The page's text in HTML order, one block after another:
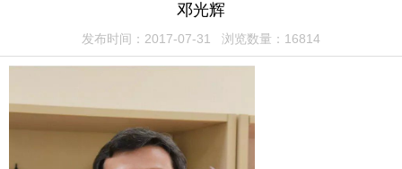
邓光辉
发布时间：2017-07-31 浏览数量：16814